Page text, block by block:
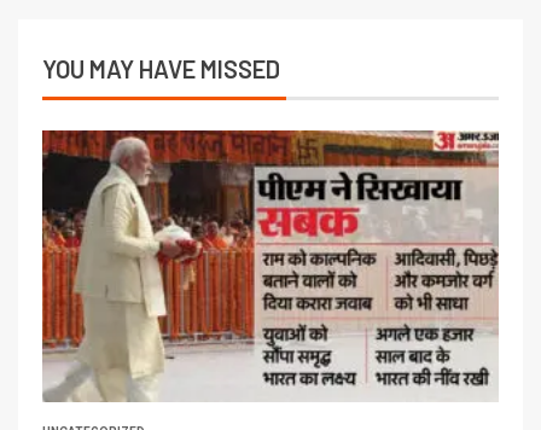
YOU MAY HAVE MISSED